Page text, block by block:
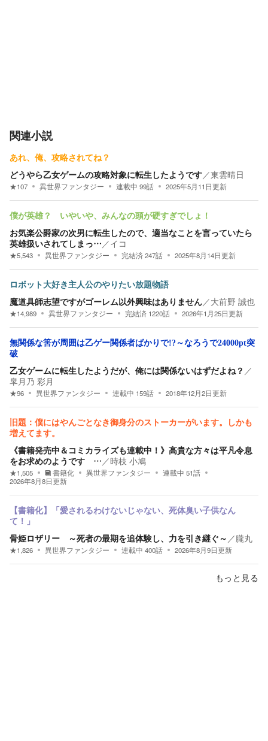
関連小説
あれ、俺、攻略されてね？
どうやら乙女ゲームの攻略対象に転生したようです／東雲晴日
★107 異世界ファンタジー 連載中 99話 2025年5月11日更新
僕が英雄？ いやいや、みんなの頭が硬すぎでしょ！
お気楽公爵家の次男に転生したので、適当なことを言っていたら
英雄扱いされてしまっ… ／イコ
★5,543 異世界ファンタジー 完結済247話 2025年8月14日更新
ロボット大好き主人公のやりたい放題物語
魔道具師志望ですがゴーレム以外興味はありません／大前野 誠也
★14,989 異世界ファンタジー 完結済 1220話 2026年1月25日更新
無関係な筈が周囲は乙ゲー関係者ばかりで!?～なろうで24000pt突
破
乙女ゲームに転生したようだが、俺には関係ないはずだよね？ ／
皐月乃 彩月
★96 異世界ファンタジー 連載中 159話 2018年12月2日更新
旧題：僕にはやんごとなき御身分のストーカーがいます。しかも
増えてます。
《書籍発売中＆コミカライズも連載中！》高貴な方々は平凡令息
をお求めのようです … ／時枝 小鳩
★1,505 書籍化 異世界ファンタジー 連載中 51話
2026年8月8日更新
【書籍化】「愛されるわけないじゃない、死体臭い子供なん
て！」
骨姫ロザリー ～死者の最期を追体験し、力を引き継ぐ～ ／朧丸
★1,826 異世界ファンタジー 連載中 400話 2026年8月9日更新
もっと見る